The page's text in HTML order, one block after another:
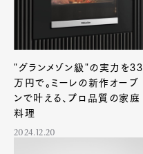
"グランメゾン級"の実力を33
万円で。ミーレの新作オーブ
ンで叶える、プロ品質の家庭
料理
2024.12.20